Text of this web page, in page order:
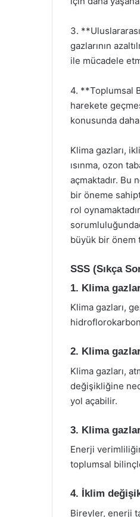
3.
gazlarının
ile mücadele
4. **Toplumsal
harekete
konusunda
Klima gazları,
ısınma, ozon
açmaktadır. Bu
bir öneme
rol
büyük bir önem
SSS (Sıkça
1. Klima
Klima gazları,
2. Klima
Klima gazları,
değişikliğine
yol açabilir.
3. Klima
Enerji
toplumsal
4. İklim
Bireyler, enerji